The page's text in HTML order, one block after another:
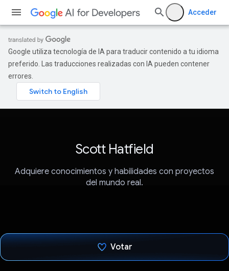
Acceder
Google utiliza tecnología de IA para traducir contenido a tu idioma
preferido. Las traducciones realizadas con IA pueden contener
errores.
Scott Hatfield
Adquiere conocimientos y habilidades con proyectos
del mundo real.
Votar